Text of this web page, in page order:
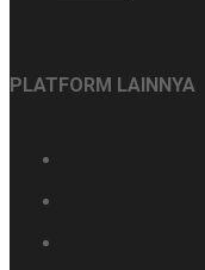
PLATFORM LAINNYA